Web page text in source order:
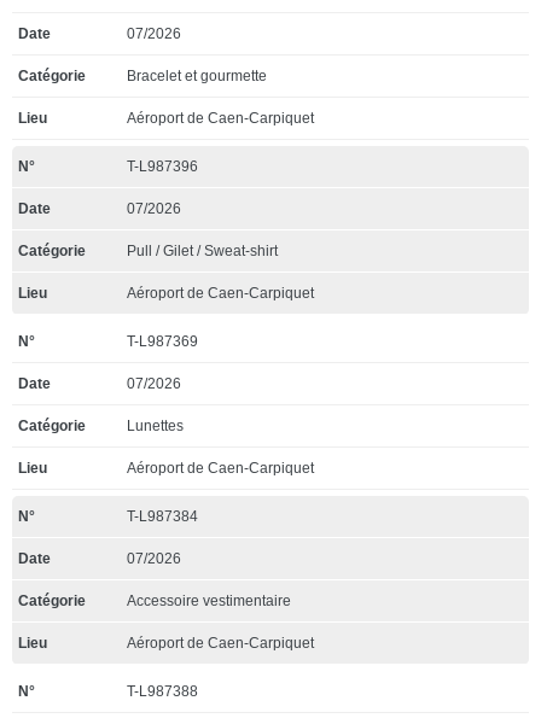
07/2026
Bracelet et gourmette
Aéroport de Caen-Carpiquet
T-L987396
07/2026
Pull / Gilet / Sweat-shirt
Aéroport de Caen-Carpiquet
T-L987369
07/2026
Lunettes
Aéroport de Caen-Carpiquet
T-L987384
07/2026
Accessoire vestimentaire
Aéroport de Caen-Carpiquet
T-L987388